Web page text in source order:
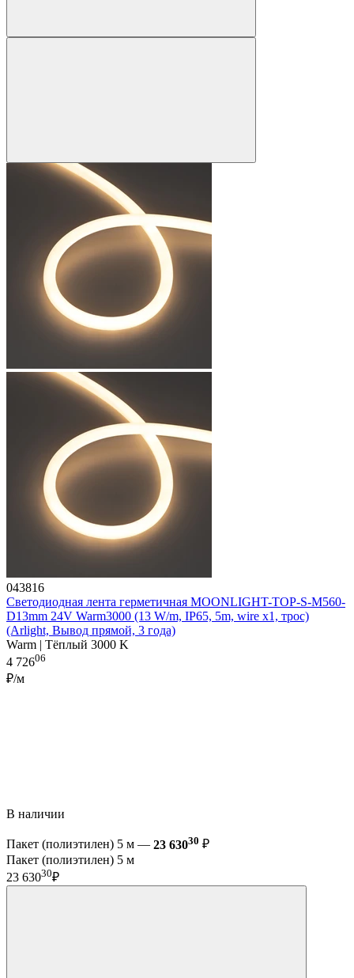
043816
Светодиодная лента герметичная MOONLIGHT-TOP-S-M560-
D13mm 24V Warm3000 (13 W/m, IP65, 5m, wire x1, трос)
(Arlight, Вывод прямой, 3 года)
Warm | Тёплый 3000 K
4 72606
₽/м
В наличии
Пакет (полиэтилен) 5 м — 23 63030 ₽
Пакет (полиэтилен) 5 м
23 63030₽